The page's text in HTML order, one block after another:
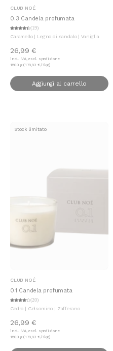
Aggiungi al carrello
CLUB NOÉ
0.3 Candela profumata
(19)
Caramello | Legno di sandalo | Vaniglia
26,99 €
incl. IVA, escl. spedizione
150.0 g (179,93 €/1kg)
Aggiungi al carrello
Stock limitato
Aggiungi al carrello
CLUB NOÉ
0.1 Candela profumata
(20)
Cedro | Gelsomino | Zafferano
26,99 €
incl. IVA, escl. spedizione
150.0 g (179,93 €/1kg)